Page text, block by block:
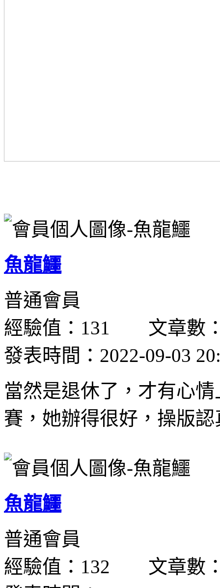
魚龍鱷
普通會員
經驗值：131 文章數
發表時間：2022-09-03
當然是退休了，才有心
賽，她辦得很好，操版
魚龍鱷
普通會員
經驗值：132 文章數